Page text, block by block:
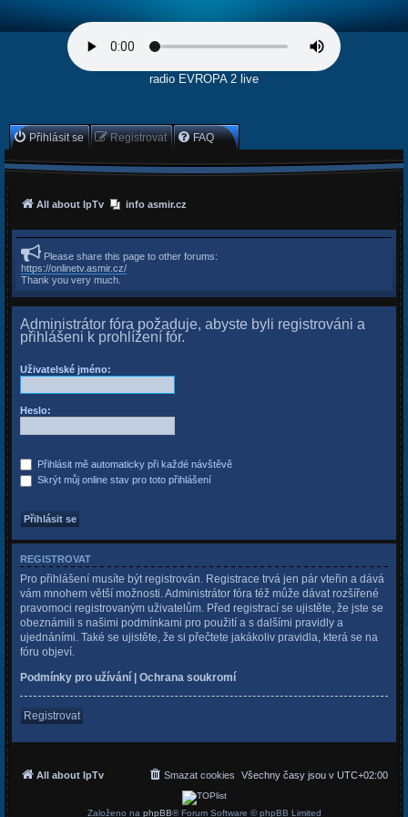
radio EVROPA 2 live
Přihlásit se Registrovat FAQ
All about IpTv info asmir.cz
Please share this page to other forums:
https://onlinetv.asmir.cz/
Thank you very much.
Administrátor fóra požaduje, abyste byli registrováni a
přihlášeni k prohlížení fór.
Uživatelské jméno:
Heslo:
Přihlásit mě automaticky při každé návštěvě
Skrýt můj online stav pro toto přihlášení
REGISTROVAT
Pro přihlášení musíte být registrován. Registrace trvá jen pár vteřin a dává
vám mnohem větší možnosti. Administrátor fóra též může dávat rozšířené
pravomoci registrovaným uživatelům. Před registrací se ujistěte, že jste se
obeznámili s našimi podmínkami pro použití a s dalšími pravidly a
ujednáními. Také se ujistěte, že si přečtete jakákoliv pravidla, která se na
fóru objeví.
Podmínky pro užívání
Ochrana soukromí
Registrovat
All about IpTv Všechny časy jsou v UTC+02:00
Smazat cookies
Založeno na phpBB® Forum Software © phpBB Limited